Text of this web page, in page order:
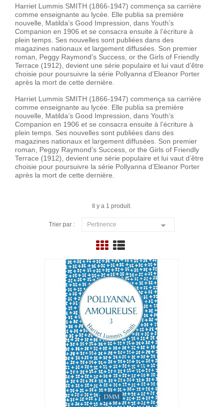
Harriet Lummis SMITH (1866-1947) commença sa carrière
comme enseignante au lycée. Elle publia sa première
nouvelle, Matilda’s Good Impression, dans Youth’s
Companion en 1906 et se consacra ensuite à l’écriture à
plein temps. Ses nouvelles sont publiées dans des
magazines nationaux et largement diffusées. Son premier
roman, Peggy Raymond’s Success, or the Girls of Friendly
Terrace (1912), devient une série populaire et lui vaut d’être
choisie pour poursuivre la série Pollyanna d’Eleanor Porter
après la mort de cette dernière.
Harriet Lummis SMITH (1866-1947) commença sa carrière
comme enseignante au lycée. Elle publia sa première
nouvelle, Matilda’s Good Impression, dans Youth’s
Companion en 1906 et se consacra ensuite à l’écriture à
plein temps. Ses nouvelles sont publiées dans des
magazines nationaux et largement diffusées. Son premier
roman, Peggy Raymond’s Success, or the Girls of Friendly
Terrace (1912), devient une série populaire et lui vaut d’être
choisie pour poursuivre la série Pollyanna d’Eleanor Porter
après la mort de cette dernière.
Il y a 1 produit.
Trier par : Pertinence 